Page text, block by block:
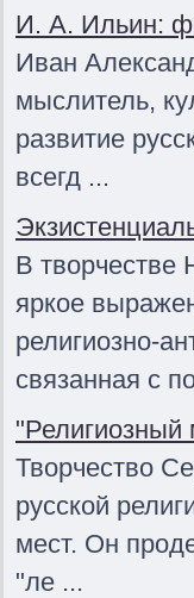
И. А. Ильин:
Иван
мыслитель,
развитие
всегд ...
В творчестве
яркое
религиозно-
связанная с
Творчество
русской
мест. Он
"ле ...